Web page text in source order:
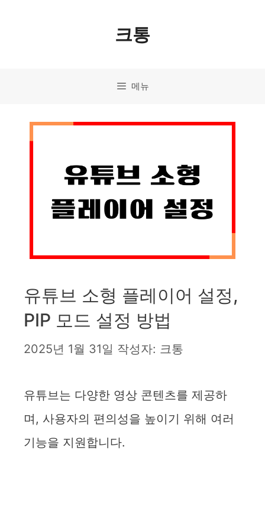
크통
메뉴
유튜브 소형 플레이어 설정,
PIP 모드 설정 방법
2025년 1월 31일 작성자: 크통
유튜브는 다양한 영상 콘텐츠를 제공하
며, 사용자의 편의성을 높이기 위해 여러
기능을 지원합니다.